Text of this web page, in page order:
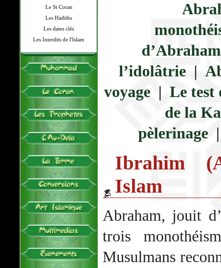
Le St Coran
Les Hadiths
Les dates clés
Les Interdits de l'Islam
d’Abraham
l’idolâtrie |
voyage| Le test
de la
pèlerinage
Ibrahim
Islam
Abraham, jouit
trois
Musulmans